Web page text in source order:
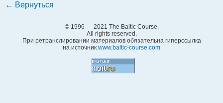
Экономическая история
Благотворительность
← Вернуться
© 1996 — 2021 The Baltic Course.
All rights reserved.
При ретранслировании материалов обязательна гиперссылка
на источник www.baltic-course.com